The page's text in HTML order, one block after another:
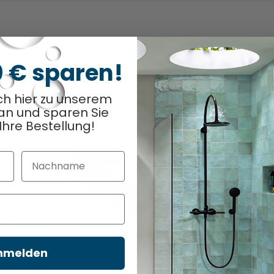
(2) Oberschrank (1) Unterschrank (1) Highboard (1)
-24%
€ sparen!
hier zu unserem
und sparen Sie
Bestellung!
Nachname